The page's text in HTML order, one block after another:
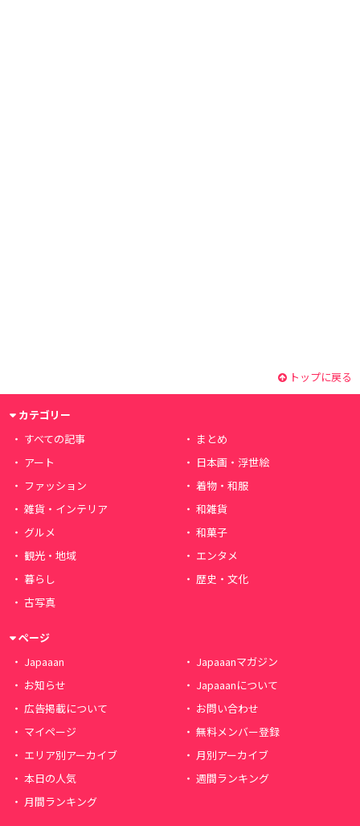
トップに戻る
カテゴリー
すべての記事
まとめ
アート
日本画・浮世絵
ファッション
着物・和服
雑貨・インテリア
和雑貨
グルメ
和菓子
観光・地域
エンタメ
暮らし
歴史・文化
古写真
ページ
Japaaan
Japaaanマガジン
お知らせ
Japaaanについて
広告掲載について
お問い合わせ
マイページ
無料メンバー登録
エリア別アーカイブ
月別アーカイブ
本日の人気
週間ランキング
月間ランキング